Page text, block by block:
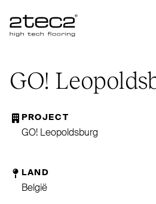
Primary
GO!
PROJECT
GO! Leopoldsburg
LAND
België